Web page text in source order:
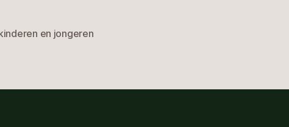
en jongeren